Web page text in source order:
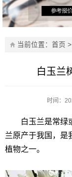
当前位置： 首页 >
白玉兰
时间：
白玉兰是常绿或
兰原产于我国，是
植物之一。